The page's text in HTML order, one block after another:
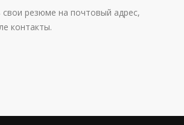
резюме на почтовый адрес,
контакты.